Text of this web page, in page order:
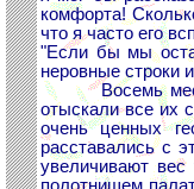
комфорта!
что я часто его
"Если бы мы
неровные строки
Восемь
отыскали все их
очень ценных
расставались с
увеличивают